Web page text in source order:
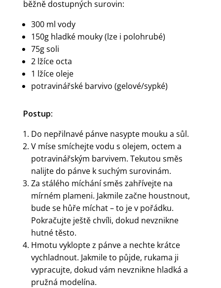
běžně dostupných surovin:
300 ml vody
150g hladké mouky (lze i polohrubé)
75g soli
2 lžíce octa
1 lžíce oleje
potravinářské barvivo (gelové/sypké)
Postup:
Do nepřilnavé pánve nasypte mouku a sůl.
V míse smíchejte vodu s olejem, octem a
potravinářským barvivem. Tekutou směs
nalijte do pánve k suchým surovinám.
Za stálého míchání směs zahřívejte na
mírném plameni. Jakmile začne houstnout,
bude se hůře míchat – to je v pořádku.
Pokračujte ještě chvíli, dokud nevznikne
hutné těsto.
Hmotu vyklopte z pánve a nechte krátce
vychladnout. Jakmile to půjde, rukama ji
vypracujte, dokud vám nevznikne hladká a
pružná modelína.